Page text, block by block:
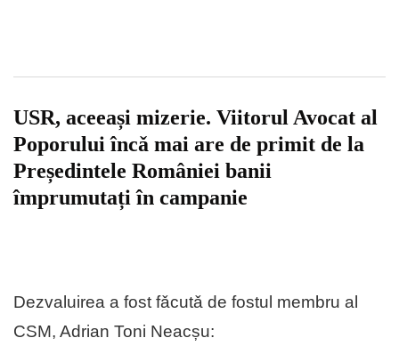
USR, aceeași mizerie. Viitorul Avocat al
Poporului încǎ mai are de primit de la
Președintele României banii
împrumutați în campanie
Dezvaluirea a fost fǎcutǎ de fostul membru al
CSM, Adrian Toni Neacșu: